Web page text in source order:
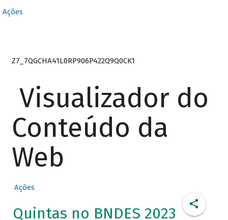
Ações
Z7_7QGCHA41L0RP906P422Q9Q0CK1
Visualizador do
Conteúdo da
Web
Ações
Quintas no BNDES 2023